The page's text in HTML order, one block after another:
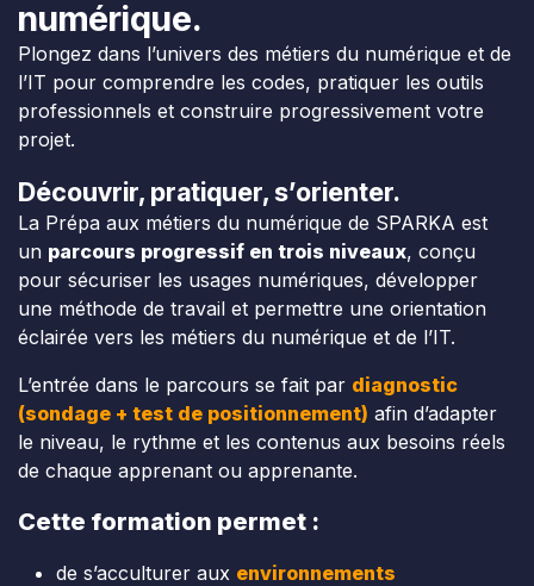
numérique.
Plongez dans l’univers des métiers du numérique et de
l’IT pour comprendre les codes, pratiquer les outils
professionnels et construire progressivement votre
projet.
Découvrir, pratiquer, s’orienter.
La Prépa aux métiers du numérique de SPARKA est
un parcours progressif en trois niveaux, conçu
pour sécuriser les usages numériques, développer
une méthode de travail et permettre une orientation
éclairée vers les métiers du numérique et de l’IT.
L’entrée dans le parcours se fait par diagnostic
(sondage + test de positionnement) afin d’adapter
le niveau, le rythme et les contenus aux besoins réels
de chaque apprenant ou apprenante.
Cette formation permet :
de s’acculturer aux environnements